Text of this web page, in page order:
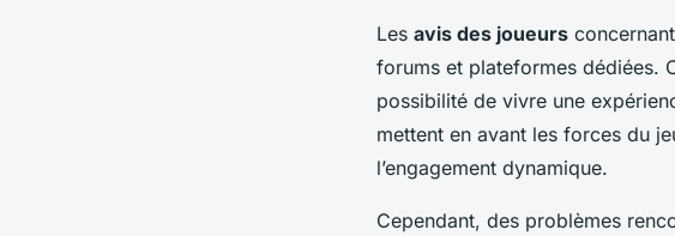
Les avis des joueurs
forums et plateformes dédiées.
possibilité de vivre une
mettent en avant les forces du
l’engagement dynamique.
Cependant, des problèmes